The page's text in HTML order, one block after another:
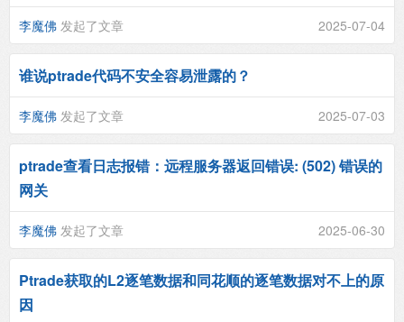
李魔佛 发起了文章 2025-07-04
谁说ptrade代码不安全容易泄露的？
李魔佛 发起了文章 2025-07-03
ptrade查看日志报错：远程服务器返回错误: (502) 错误的
网关
李魔佛 发起了文章 2025-06-30
Ptrade获取的L2逐笔数据和同花顺的逐笔数据对不上的原
因